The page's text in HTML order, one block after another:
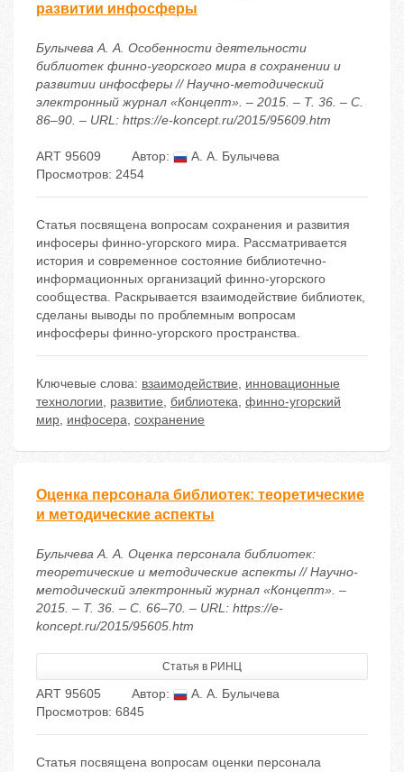
развитии инфосферы
Булычева А. А. Особенности деятельности
библиотек финно-угорского мира в сохранении и
развитии инфосферы // Научно-методический
электронный журнал «Концепт». – 2015. – Т. 36. – С.
86–90. – URL: https://e-koncept.ru/2015/95609.htm
ART 95609 Автор:
А. А. Булычева
Просмотров: 2454
Статья посвящена вопросам сохранения и развития
инфосеры финно-угорского мира. Рассматривается
история и современное состояние библиотечно-
информационных организаций финно-угорского
сообщества. Раскрывается взаимодействие библиотек,
сделаны выводы по проблемным вопросам
инфосферы финно-угорского пространства.
Ключевые слова: взаимодействие, инновационные
технологии, развитие, библиотека, финно-угорский
мир, инфосера, сохранение
Оценка персонала библиотек: теоретические
и методические аспекты
Булычева А. А. Оценка персонала библиотек:
теоретические и методические аспекты // Научно-
методический электронный журнал «Концепт». –
2015. – Т. 36. – С. 66–70. – URL: https://e-
koncept.ru/2015/95605.htm
Статья в РИНЦ
ART 95605 Автор:
А. А. Булычева
Просмотров: 6845
Статья посвящена вопросам оценки персонала